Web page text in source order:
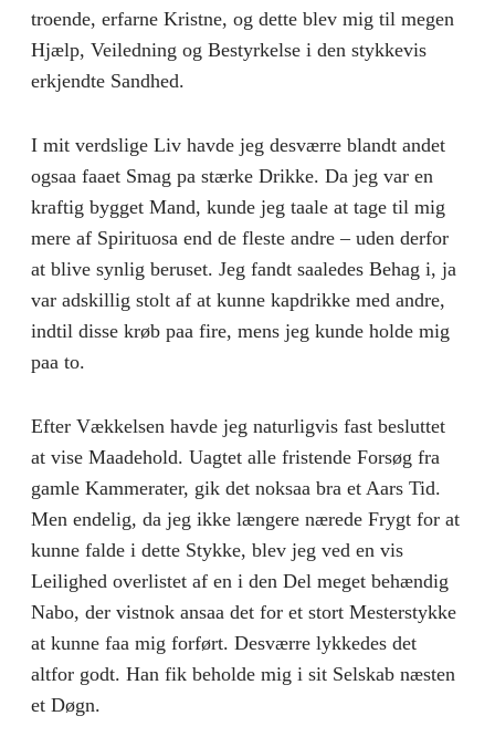
troende, erfarne Kristne, og dette blev mig til megen
Hjælp, Veiledning og Bestyrkelse i den stykkevis
erkjendte Sandhed.
I mit verdslige Liv havde jeg desværre blandt andet
ogsaa faaet Smag pa stærke Drikke. Da jeg var en
kraftig bygget Mand, kunde jeg taale at tage til mig
mere af Spirituosa end de fleste andre – uden derfor
at blive synlig beruset. Jeg fandt saaledes Behag i, ja
var adskillig stolt af at kunne kapdrikke med andre,
indtil disse krøb paa fire, mens jeg kunde holde mig
paa to.
Efter Vækkelsen havde jeg naturligvis fast besluttet
at vise Maadehold. Uagtet alle fristende Forsøg fra
gamle Kammerater, gik det noksaa bra et Aars Tid.
Men endelig, da jeg ikke længere nærede Frygt for at
kunne falde i dette Stykke, blev jeg ved en vis
Leilighed overlistet af en i den Del meget behændig
Nabo, der vistnok ansaa det for et stort Mesterstykke
at kunne faa mig forført. Desværre lykkedes det
altfor godt. Han fik beholde mig i sit Selskab næsten
et Døgn.